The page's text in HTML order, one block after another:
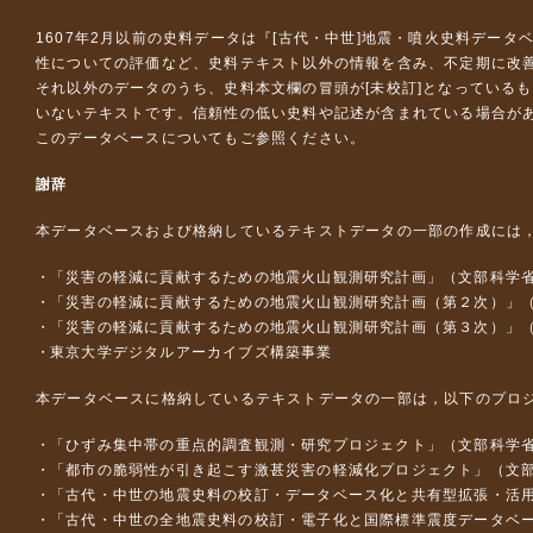
1607年2月以前の史料データは『 [古代・中世]地震・噴火史料データ
性についての評価など、史料テキスト以外の情報を含み、不定期に改
それ以外のデータのうち、史料本文欄の冒頭が[未校訂]となっている
いないテキストです。信頼性の低い史料や記述が含まれている場合が
このデータベースについて もご参照ください。
謝辞
本データベースおよび格納しているテキストデータの一部の作成には
「災害の軽減に貢献するための地震火山観測研究計画」（文部科学
「災害の軽減に貢献するための地震火山観測研究計画（第２次）」
「災害の軽減に貢献するための地震火山観測研究計画（第３次）」
東京大学デジタルアーカイブズ構築事業
本データベースに格納しているテキストデータの一部は，以下のプロ
「ひずみ集中帯の重点的調査観測・研究プロジェクト」（文部科
「都市の脆弱性が引き起こす激甚災害の軽減化プロジェクト」（
「古代・中世の地震史料の校訂・データベース化と共有型拡張・
「古代・中世の全地震史料の校訂・電子化と国際標準震度データ